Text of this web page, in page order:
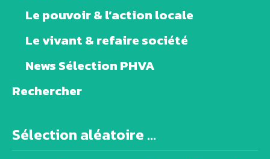
Le pouvoir & l’action locale
Le vivant & refaire société
News Sélection PHVA
Rechercher
Sélection aléatoire ...